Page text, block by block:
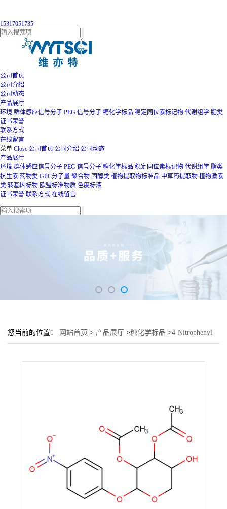
15317051735
公司首页
公司介绍
公司动态
产品展厅
环境 群体感应信号分子 PEG 信号分子 糖化学标品 稳定同位素标记物 代谢组学 脂类
证书荣誉
联系方式
在线留言
菜单 Close 公司首页 公司介绍 公司动态
产品展厅
环境 群体感应信号分子 PEG 信号分子 糖化学标品 稳定同位素标记物 代谢组学 脂类
抗生素 药物类 GPC分子量 聚合物 固醇类 植物提取物标准品 中草药提取物 植物激素
类 转基因标物 欧盟标准物质 色度标液
证书荣誉 联系方式 在线留言
您当前的位置： 网站首页 > 产品展厅 >糖化学标品 >4-Nitrophenyl